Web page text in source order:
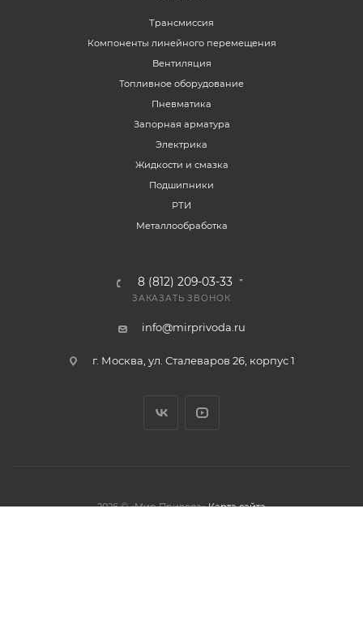
Трансмиссия
Компоненты линейного перемещения
Вентиляция
Топливное оборудование
Пневматика
Запорная арматура
Электрика
Жидкости и смазка
Подшипники
РТИ
Металлообработка
8 (812) 209-03-33
ЗАКАЗАТЬ ЗВОНОК
info@mirprivoda.ru
г. Москва, ул. Сталеваров 26, корпус 1
2026 © «Мир Привода» Карта сайта